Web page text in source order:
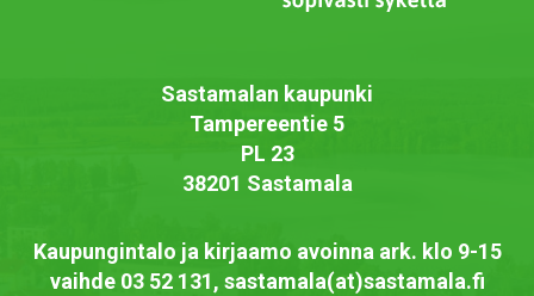
Sastamalan kaupunki
Tampereentie 5
PL 23
38201 Sastamala
Kaupungintalo ja kirjaamo avoinna ark. klo 9-15
vaihde 03 52 131, sastamala(at)sastamala.fi